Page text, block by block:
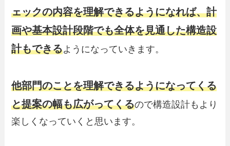
ェックの内容を理解できるようになれば、計
画や基本設計段階でも全体を見通した構造設
計もできるようになっていきます。
他部門のことを理解できるようになってくる
と提案の幅も広がってくるので構造設計もより
楽しくなっていくと思います。